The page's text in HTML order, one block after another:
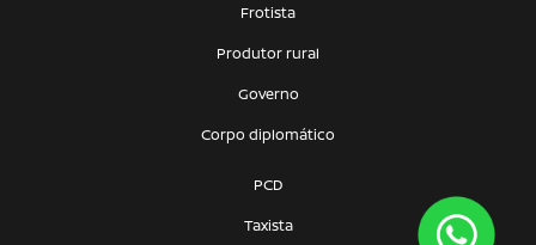
Frotista
Produtor rural
Governo
Corpo diplomático
PCD
Taxista